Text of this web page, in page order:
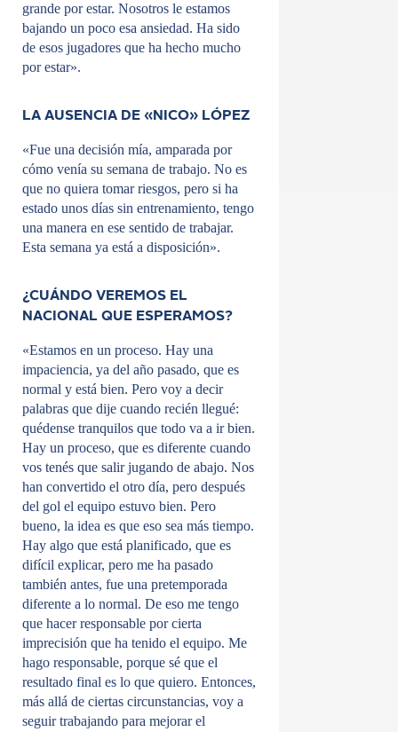
grande por estar. Nosotros le estamos
bajando un poco esa ansiedad. Ha sido
de esos jugadores que ha hecho mucho
por estar».
LA AUSENCIA DE «NICO» LÓPEZ
«Fue una decisión mía, amparada por
cómo venía su semana de trabajo. No es
que no quiera tomar riesgos, pero si ha
estado unos días sin entrenamiento, tengo
una manera en ese sentido de trabajar.
Esta semana ya está a disposición».
¿CUÁNDO VEREMOS EL
NACIONAL QUE ESPERAMOS?
«Estamos en un proceso. Hay una
impaciencia, ya del año pasado, que es
normal y está bien. Pero voy a decir
palabras que dije cuando recién llegué:
quédense tranquilos que todo va a ir bien.
Hay un proceso, que es diferente cuando
vos tenés que salir jugando de abajo. Nos
han convertido el otro día, pero después
del gol el equipo estuvo bien. Pero
bueno, la idea es que eso sea más tiempo.
Hay algo que está planificado, que es
difícil explicar, pero me ha pasado
también antes, fue una pretemporada
diferente a lo normal. De eso me tengo
que hacer responsable por cierta
imprecisión que ha tenido el equipo. Me
hago responsable, porque sé que el
resultado final es lo que quiero. Entonces,
más allá de ciertas circunstancias, voy a
seguir trabajando para mejorar el